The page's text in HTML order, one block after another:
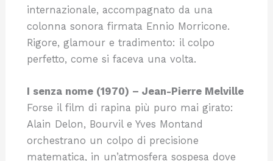
internazionale, accompagnato da una
colonna sonora firmata Ennio Morricone.
Rigore, glamour e tradimento: il colpo
perfetto, come si faceva una volta.
I senza nome (1970) – Jean-Pierre Melville
Forse il film di rapina più puro mai girato:
Alain Delon, Bourvil e Yves Montand
orchestrano un colpo di precisione
matematica, in un’atmosfera sospesa dove